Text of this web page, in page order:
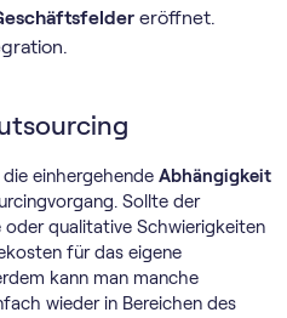
eröffnet.
einhergehende Abhängigkeit
Sollte der
qualitative Schwierigkeiten
für das eigene
kann man manche
wieder in Bereichen des